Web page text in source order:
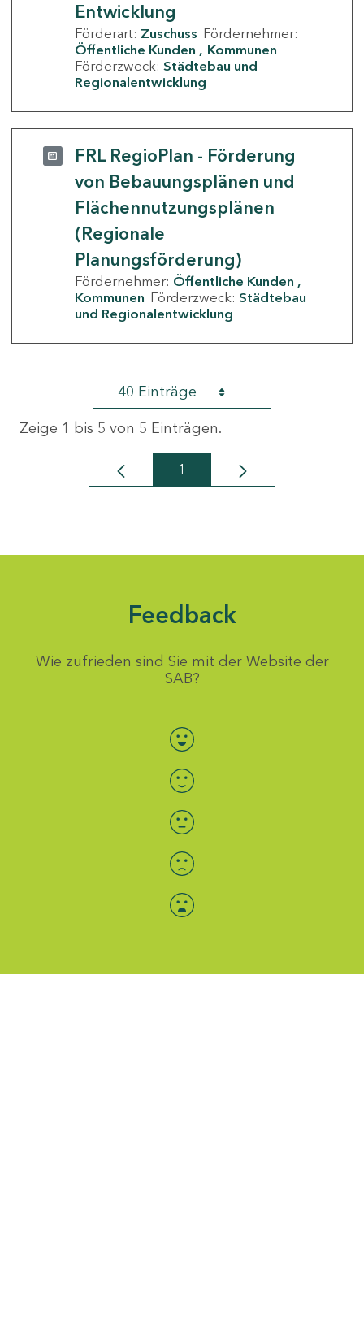
Entwicklung
Förderart: Zuschuss Fördernehmer:
Öffentliche Kunden
Kommunen
Förderzweck: Städtebau und
Regionalentwicklung
FRL RegioPlan - Förderung
von Bebauungsplänen und
Flächennutzungsplänen
(Regionale
Planungsförderung)
Fördernehmer: Öffentliche Kunden
Kommunen Förderzweck: Städtebau
und Regionalentwicklung
40 Einträge
Zeige 1 bis 5 von 5 Einträgen.
Seite
1
Feedback
Wie zufrieden sind Sie mit der Website der
SAB?
Bewertung auswählen